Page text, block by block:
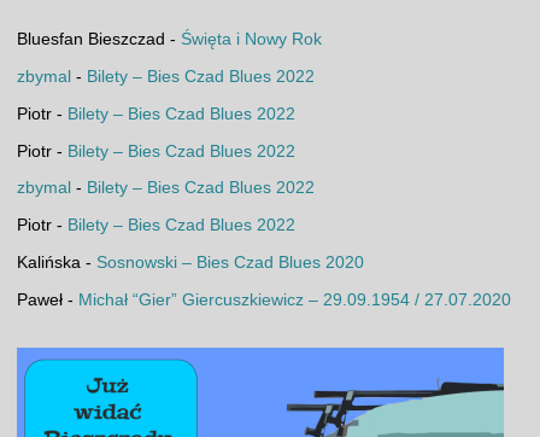
Bluesfan Bieszczad - Święta i Nowy Rok
zbymal - Bilety – Bies Czad Blues 2022
Piotr- Bilety – Bies Czad Blues 2022
Piotr- Bilety – Bies Czad Blues 2022
zbymal - Bilety – Bies Czad Blues 2022
Piotr- Bilety – Bies Czad Blues 2022
Kalińska - Sosnowski – Bies Czad Blues 2020
Paweł- Michał “Gier” Giercuszkiewicz – 29.09.1954 / 27.07.2020